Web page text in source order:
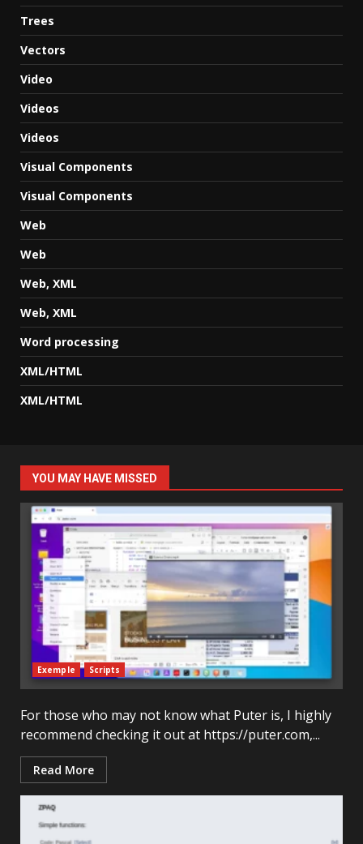
Trees
Vectors
Video
Videos
Videos
Visual Components
Visual Components
Web
Web
Web, XML
Web, XML
Word processing
XML/HTML
XML/HTML
YOU MAY HAVE MISSED
Exemple Scripts
For those who may not know what Puter is, I highly
recommend checking it out at https://puter.com,...
Read More